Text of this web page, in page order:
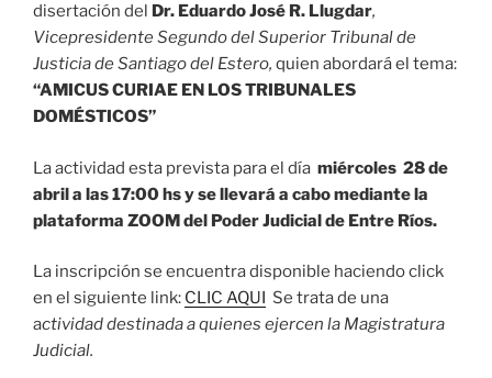
disertación del
Dr. Eduardo José R. Llugdar,
Vicepresidente Segundo del Superior Tribunal de
Justicia de Santiago del Estero, quien abordará el tema:
“AMICUS CURIAE EN LOS TRIBUNALES
DOMÉSTICOS”
La actividad esta prevista para el día miércoles 28 de
abril a las 17:00 hs y se llevará a cabo mediante la
plataforma ZOOM del Poder Judicial de Entre Ríos.
La inscripción se encuentra disponible haciendo click
en el siguiente link: CLIC AQUI
Se trata de una
actividad destinada a quienes ejercen la Magistratura
Judicial.